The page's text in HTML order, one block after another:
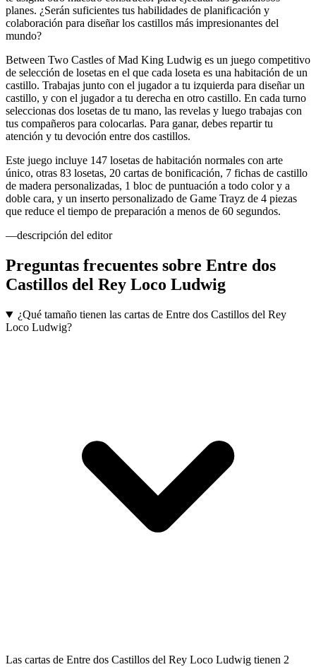
planes. ¿Serán suficientes tus habilidades de planificación y
colaboración para diseñar los castillos más impresionantes del
mundo?
Between Two Castles of Mad King Ludwig es un juego competitivo
de selección de losetas en el que cada loseta es una habitación de un
castillo. Trabajas junto con el jugador a tu izquierda para diseñar un
castillo, y con el jugador a tu derecha en otro castillo. En cada turno
seleccionas dos losetas de tu mano, las revelas y luego trabajas con
tus compañeros para colocarlas. Para ganar, debes repartir tu
atención y tu devoción entre dos castillos.
Este juego incluye 147 losetas de habitación normales con arte
único, otras 83 losetas, 20 cartas de bonificación, 7 fichas de castillo
de madera personalizadas, 1 bloc de puntuación a todo color y a
doble cara, y un inserto personalizado de Game Trayz de 4 piezas
que reduce el tiempo de preparación a menos de 60 segundos.
—descripción del editor
Preguntas frecuentes sobre Entre dos
Castillos del Rey Loco Ludwig
¿Qué tamaño tienen las cartas de Entre dos Castillos del Rey
Loco Ludwig?
Las cartas de Entre dos Castillos del Rey Loco Ludwig tienen 2